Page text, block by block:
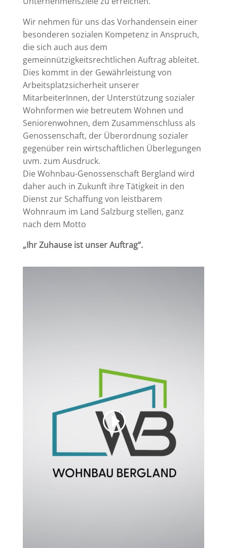
Wir nehmen für uns das Vorhandensein einer
besonderen sozialen Kompetenz in Anspruch,
die sich auch aus dem
gemeinnützigkeitsrechtlichen Auftrag ableitet.
Dies kommt in der Gewährleistung von
Arbeitsplatzsicherheit unserer
MitarbeiterInnen, der Unterstützung sozialer
Wohnformen wie betreutem Wohnen und
Seniorenwohnen, dem Zusammenschluss als
Genossenschaft, der Überordnung sozialer
gegenüber rein wirtschaftlichen Überlegungen
uvm. zum Ausdruck.
Die Wohnbau-Genossenschaft Bergland wird
daher auch in Zukunft ihre Tätigkeit in den
Dienst zur Schaffung von leistbarem
Wohnraum im Land Salzburg stellen, ganz
nach dem Motto
„Ihr Zuhause ist unser Auftrag“.